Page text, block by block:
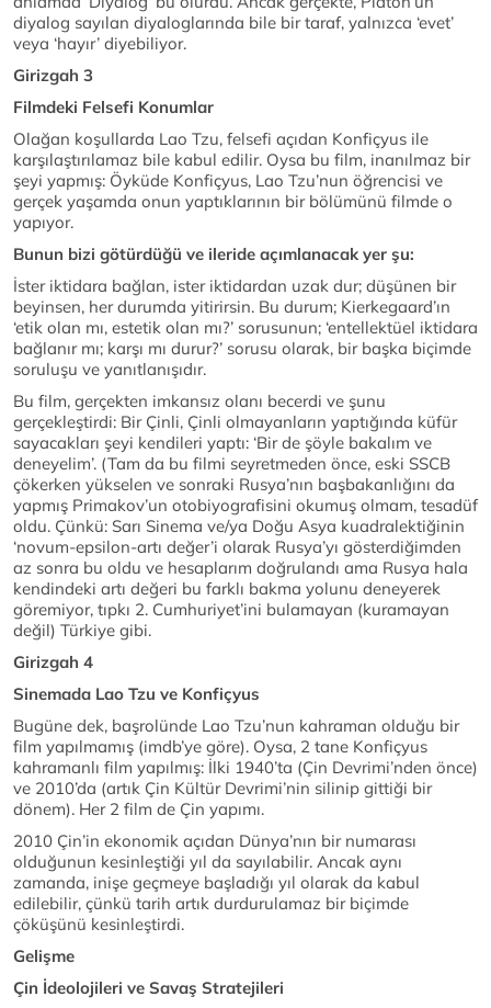
diyalog sayılan diyaloglarında bile bir taraf, yalnızca ‘evet’
veya ‘hayır’ diyebiliyor.
Girizgah 3
Filmdeki Felsefi Konumlar
Olağan koşullarda Lao Tzu, felsefi açıdan Konfiçyus ile
karşılaştırılamaz bile kabul edilir. Oysa bu film, inanılmaz bir
şeyi yapmış: Öyküde Konfiçyus, Lao Tzu’nun öğrencisi ve
gerçek yaşamda onun yaptıklarının bir bölümünü filmde o
yapıyor.
Bunun bizi götürdüğü ve ileride açımlanacak yer şu:
İster iktidara bağlan, ister iktidardan uzak dur; düşünen bir
beyinsen, her durumda yitirirsin. Bu durum; Kierkegaard’ın
‘etik olan mı, estetik olan mı?’ sorusunun; ‘entellektüel iktidara
bağlanır mı; karşı mı durur?’ sorusu olarak, bir başka biçimde
soruluşu ve yanıtlanışıdır.
Bu film, gerçekten imkansız olanı becerdi ve şunu
gerçekleştirdi: Bir Çinli, Çinli olmayanların yaptığında küfür
sayacakları şeyi kendileri yaptı: ‘Bir de şöyle bakalım ve
deneyelim’. (Tam da bu filmi seyretmeden önce, eski SSCB
çökerken yükselen ve sonraki Rusya’nın başbakanlığını da
yapmış Primakov’un otobiyografisini okumuş olmam, tesadüf
oldu. Çünkü: Sarı Sinema ve/ya Doğu Asya kuadralektiğinin
‘novum-epsilon-artı değer’i olarak Rusya’yı gösterdiğimden
az sonra bu oldu ve hesaplarım doğrulandı ama Rusya hala
kendindeki artı değeri bu farklı bakma yolunu deneyerek
göremiyor, tıpkı 2. Cumhuriyet’ini bulamayan (kuramayan
değil) Türkiye gibi.
Girizgah 4
Sinemada Lao Tzu ve Konfiçyus
Bugüne dek, başrolünde Lao Tzu’nun kahraman olduğu bir
film yapılmamış (imdb’ye göre). Oysa, 2 tane Konfiçyus
kahramanlı film yapılmış: İlki 1940’ta (Çin Devrimi’nden önce)
ve 2010’da (artık Çin Kültür Devrimi’nin silinip gittiği bir
dönem). Her 2 film de Çin yapımı.
2010 Çin’in ekonomik açıdan Dünya’nın bir numarası
olduğunun kesinleştiği yıl da sayılabilir. Ancak aynı
zamanda, inişe geçmeye başladığı yıl olarak da kabul
edilebilir, çünkü tarih artık durdurulamaz bir biçimde
çöküşünü kesinleştirdi.
Gelişme
Çin İdeolojileri ve Savaş Stratejileri